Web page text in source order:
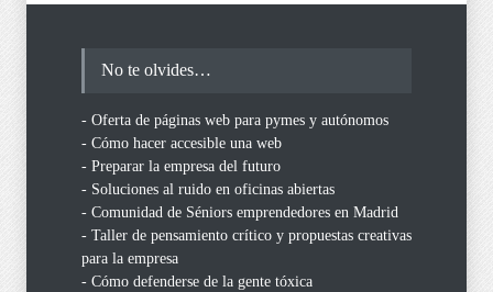
No te olvides…
- Oferta de páginas web para pymes y autónomos
- Cómo hacer accesible una web
- Preparar la empresa del futuro
- Soluciones al ruido en oficinas abiertas
- Comunidad de Séniors emprendedores en Madrid
- Taller de pensamiento crítico y propuestas creativas
para la empresa
- Cómo defenderse de la gente tóxica